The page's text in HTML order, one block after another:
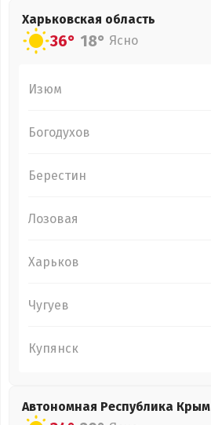
Харьковская область
36° 18° Ясно
Изюм
Богодухов
Берестин
Лозовая
Харьков
Чугуев
Купянск
Автономная Республика Крым